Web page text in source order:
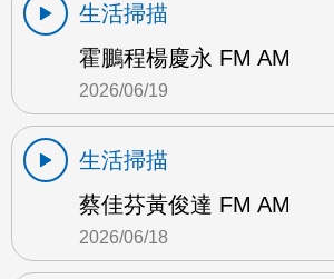
生活掃描
霍鵬程楊慶永 FM AM
2026/06/19
生活掃描
蔡佳芬黃俊達 FM AM
2026/06/18